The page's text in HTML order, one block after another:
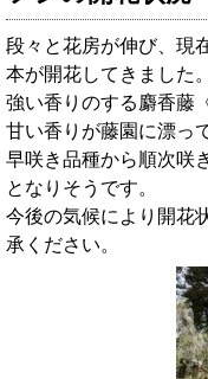
段々と花房が伸び、現
本が開花してきました。
強い香りのする麝香藤
甘い香りが藤園に漂っ
早咲き品種から順次咲
となりそうです。
今後の気候により開花
承ください。